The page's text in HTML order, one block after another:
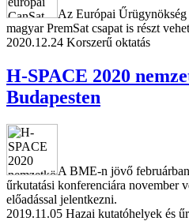
Az Európai Űrügynökség
magyar PremSat csapat is részt
2020.12.24 Korszerű oktatás
H-SPACE 2020
Budapesten
A BME-n jövő
űrkutatási konferenciára november
előadással jelentkezni.
2019.11.05 Hazai kutatóhelyek és